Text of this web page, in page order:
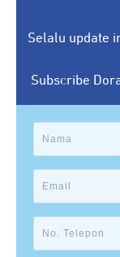
Selalu update
Subscribe